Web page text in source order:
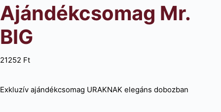
Ajándékcsomag Mr.
BIG
21252 Ft
Exkluzív ajándékcsomag URAKNAK elegáns dobozban